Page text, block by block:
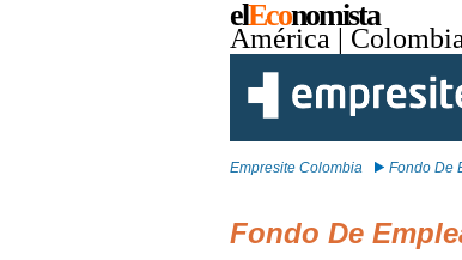
elEconomista
América | Colombia
Empresite Colombia Fondo De
Fondo De